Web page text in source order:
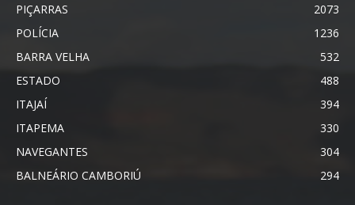
PIÇARRAS
2073
POLÍCIA
1236
BARRA VELHA
532
ESTADO
488
ITAJAÍ
394
ITAPEMA
330
NAVEGANTES
304
BALNEÁRIO CAMBORIÚ
294